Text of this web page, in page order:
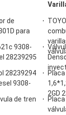
de
para
9308-
28239295
28239294
9308-
de tren
2GD